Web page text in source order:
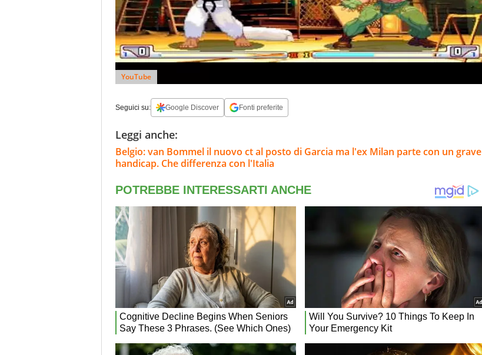
YouTube
Seguici su: Google Discover Fonti preferite
Leggi anche:
Belgio: van Bommel il nuovo ct al posto di Garcia ma l'ex Milan parte con un grave
handicap. Che differenza con l'Italia